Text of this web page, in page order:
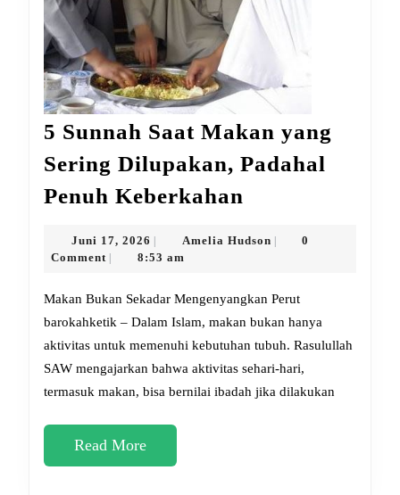
5 Sunnah Saat Makan yang
Sering Dilupakan, Padahal
Penuh Keberkahan
Saat
yang
Sering
Dilupakan,
Padahal
Penuh
Juni 17, 2026 Juni
17,
Amelia HudsonAmelia
0
Comment
8:53 am
Makan Bukan Sekadar Mengenyangkan Perut
barokahketik – Dalam Islam, makan bukan hanya
aktivitas untuk memenuhi kebutuhan tubuh. Rasulullah
SAW mengajarkan bahwa aktivitas sehari-hari,
termasuk makan, bisa bernilai ibadah jika dilakukan
Read MoreRead
More